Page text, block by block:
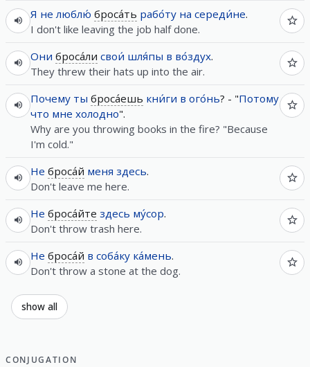
Я не люблю́ броса́ть рабо́ту на середи́не.
I don't like leaving the job half done.
Они броса́ли свои́ шля́пы в во́здух.
They threw their hats up into the air.
Почему ты броса́ешь кни́ги в ого́нь? - "Потому
что мне холодно".
Why are you throwing books in the fire? "Because
I'm cold."
Не броса́й меня здесь.
Don't leave me here.
Не броса́йте здесь му́сор.
Don't throw trash here.
Не броса́й в соба́ку ка́мень.
Don't throw a stone at the dog.
show all
CONJUGATION